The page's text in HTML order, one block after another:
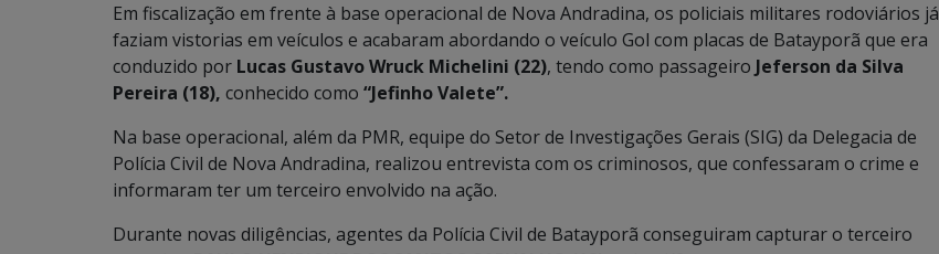
Em fiscalização em frente à base operacional de Nova Andradina, os policiais militares rodoviários já
faziam vistorias em veículos e acabaram abordando o veículo Gol com placas de Batayporã que era
conduzido por Lucas Gustavo Wruck Michelini (22), tendo como passageiro Jeferson da Silva
Pereira (18), conhecido como “Jefinho Valete”.
Na base operacional, além da PMR, equipe do Setor de Investigações Gerais (SIG) da Delegacia de
Polícia Civil de Nova Andradina, realizou entrevista com os criminosos, que confessaram o crime e
informaram ter um terceiro envolvido na ação.
Durante novas diligências, agentes da Polícia Civil de Batayporã conseguiram capturar o terceiro